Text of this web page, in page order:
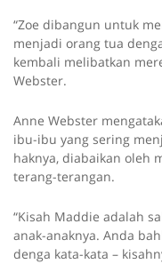
“Zoe dibangun untuk
menjadi orang tua
kembali melibatkan
Webster.
Anne Webster
ibu-ibu yang sering
haknya, diabaikan oleh
terang-terangan.
“Kisah Maddie adalah
anak-anaknya. Anda
denga kata-kata –